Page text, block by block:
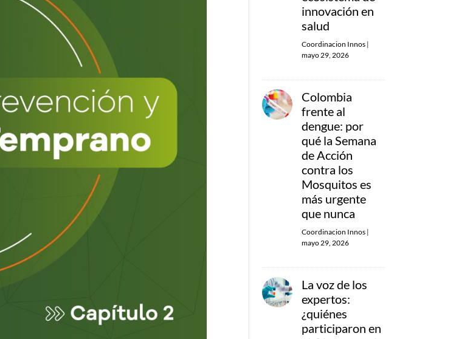
innovación en
salud
Coordinacion Innos |
mayo 29, 2026
Colombia
frente al
dengue: por
qué la Semana
de Acción
contra los
Mosquitos es
más urgente
que nunca
Coordinacion Innos |
mayo 29, 2026
La voz de los
expertos:
¿quiénes
participaron en